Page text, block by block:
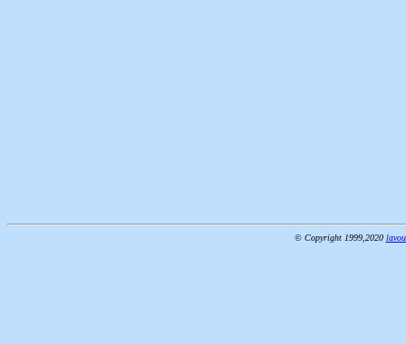
© Copyright 1999,2020